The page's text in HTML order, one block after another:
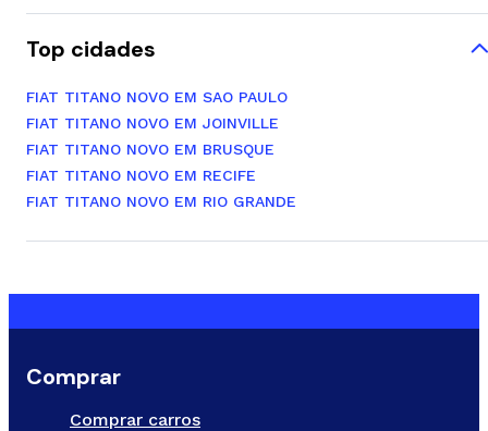
Top cidades
FIAT TITANO NOVO EM SAO PAULO
FIAT TITANO NOVO EM JOINVILLE
FIAT TITANO NOVO EM BRUSQUE
FIAT TITANO NOVO EM RECIFE
FIAT TITANO NOVO EM RIO GRANDE
Comprar
Comprar carros